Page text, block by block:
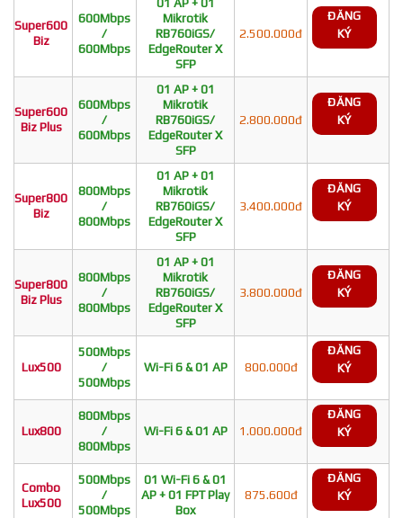
Super600
Biz
600Mbps
/
600Mbps
Mikrotik
RB760iGS/
EdgeRouter X
SFP
2.500.000đ
ĐĂNG
KÝ
Super600
Biz Plus
600Mbps
/
600Mbps
01 AP + 01
Mikrotik
RB760iGS/
EdgeRouter X
SFP
2.800.000đ
ĐĂNG
KÝ
Super800
Biz
800Mbps
/
800Mbps
01 AP + 01
Mikrotik
RB760iGS/
EdgeRouter X
SFP
3.400.000đ
ĐĂNG
KÝ
Super800
Biz Plus
800Mbps
/
800Mbps
01 AP + 01
Mikrotik
RB760iGS/
EdgeRouter X
SFP
3.800.000đ
ĐĂNG
KÝ
Lux500
500Mbps
/
500Mbps
Wi-Fi 6 & 01 AP 800.000đ
ĐĂNG
KÝ
Lux800
800Mbps
/
800Mbps
Wi-Fi 6 & 01 AP 1.000.000đ
ĐĂNG
KÝ
Combo
Lux500
500Mbps
/
500Mbps
01 Wi-Fi 6 & 01
AP + 01 FPT Play
Box
875.600đ
ĐĂNG
KÝ